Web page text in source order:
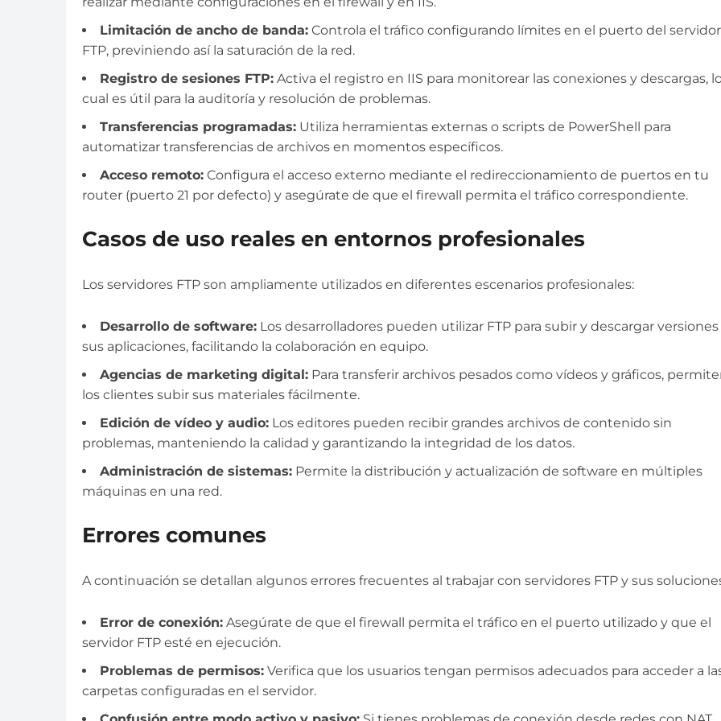
Limitación de ancho de banda: Controla el tráfico configurando límites en el puerto del servidor
FTP, previniendo así la saturación de la red.
Registro de sesiones FTP: Activa el registro en IIS para monitorear las conexiones y descargas,
cual es útil para la auditoría y resolución de problemas.
Transferencias programadas: Utiliza herramientas externas o scripts de PowerShell para
automatizar transferencias de archivos en momentos específicos.
Acceso remoto: Configura el acceso externo mediante el redireccionamiento de puertos en tu
router (puerto 21 por defecto) y asegúrate de que el firewall permita el tráfico correspondiente.
Casos de uso reales en entornos profesionales
Los servidores FTP son ampliamente utilizados en diferentes escenarios profesionales:
Desarrollo de software: Los desarrolladores pueden utilizar FTP para subir y descargar
sus aplicaciones, facilitando la colaboración en equipo.
Agencias de marketing digital: Para transferir archivos pesados como vídeos y gráficos,
los clientes subir sus materiales fácilmente.
Edición de vídeo y audio: Los editores pueden recibir grandes archivos de contenido sin
problemas, manteniendo la calidad y garantizando la integridad de los datos.
Administración de sistemas: Permite la distribución y actualización de software en múltiples
máquinas en una red.
Errores comunes
A continuación se detallan algunos errores frecuentes al trabajar con servidores FTP y sus
Error de conexión: Asegúrate de que el firewall permita el tráfico en el puerto utilizado y que el
servidor FTP esté en ejecución.
Problemas de permisos: Verifica que los usuarios tengan permisos adecuados para acceder a
carpetas configuradas en el servidor.